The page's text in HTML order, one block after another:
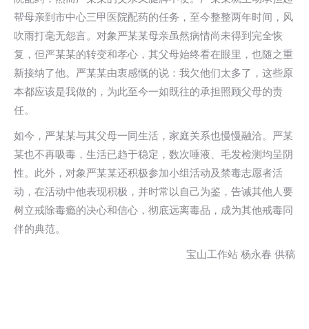
帮母亲到市中心三甲医院配药的任务，至今整整两年时间，风
吹雨打毫无怨言。对象严某某母亲虽然病情尚未得到完全恢
复，但严某某的转变和孝心，其父母始终看在眼里，也随之重
新接纳了他。严某某由衷感慨的说：我欠他们太多了，这些原
本都应该是我做的，为此至今一如既往的承担照顾父母的责
任。
如今，严某某与其父母一同生活，家庭关系也慢慢融洽。严某
某也不再吸毒，生活已趋于稳定，数次唾液、毛发检测均呈阴
性。此外，对象严某某还积极参加小组活动及禁毒志愿者活
动，在活动中他表现积极，并时常以自己为鉴，告诫其他人要
树立戒除毒瘾的决心和信心，彻底远离毒品，成为其他戒毒同
伴的典范。
宝山工作站 杨永春 供稿